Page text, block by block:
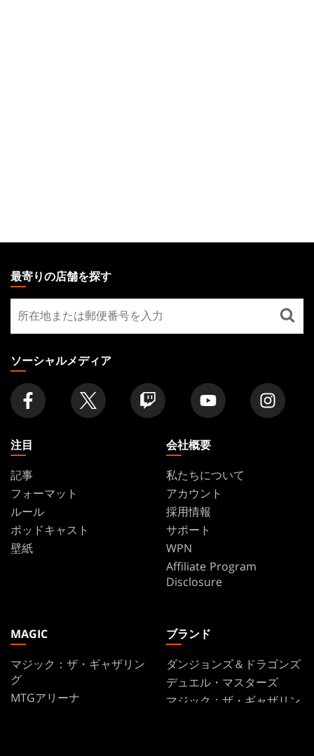
THE
GATHERING
FOOTER
最寄りの店舗を探す
寄
り
の
店
舗
を
探
ソーシャルメディア
注目
記事
フォーマット
ルール
ポッドキャスト
壁紙
会社概要
私たちについて
アカウント
採用情報
サポート
WPN
Affiliate Program
Disclosure
MAGIC
マジック：ザ・ギャザリン
グ
MTGアリーナ
ブランド
ダンジョンズ＆ドラゴンズ
デュエル・マスターズ
マジック：ザ・ギャザリン